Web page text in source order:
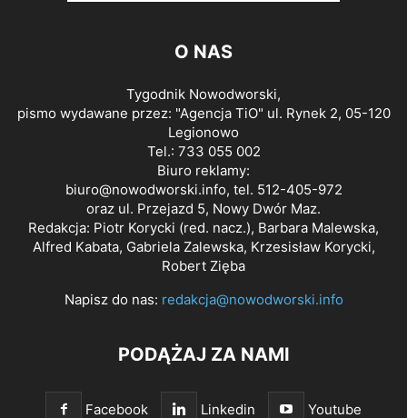
O NAS
Tygodnik Nowodworski,
pismo wydawane przez: "Agencja TiO" ul. Rynek 2, 05-120
Legionowo
Tel.: 733 055 002
Biuro reklamy:
biuro@nowodworski.info, tel. 512-405-972
oraz ul. Przejazd 5, Nowy Dwór Maz.
Redakcja: Piotr Korycki (red. nacz.), Barbara Malewska,
Alfred Kabata, Gabriela Zalewska, Krzesisław Korycki,
Robert Zięba
Napisz do nas: redakcja@nowodworski.info
PODĄŻAJ ZA NAMI
Facebook Linkedin Youtube